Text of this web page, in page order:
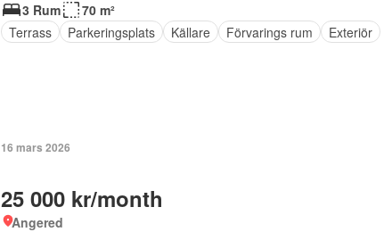
3 Rum
70 m²
Terrass
Parkeringsplats Källare Förvarings rum Exteriör
16 mars 2026
25 000 kr/month
Angered